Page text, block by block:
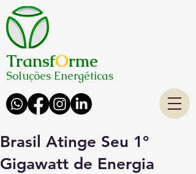
TransfOrme
Soluções Energéticas
Brasil Atinge Seu 1°
Gigawatt de Energia